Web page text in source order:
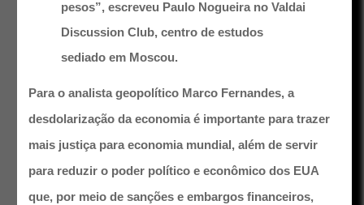
pesos”, escreveu Paulo Nogueira no Valdai
Discussion Club, centro de estudos
sediado em Moscou.
Para o analista geopolítico Marco Fernandes, a
desdolarização da economia é importante para trazer
mais justiça para economia mundial, além de servir
para reduzir o poder político e econômico dos EUA
que, por meio de sanções e embargos financeiros,